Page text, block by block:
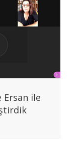
Ersan ile